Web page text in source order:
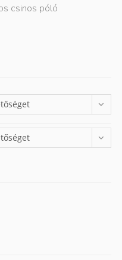
csinos póló